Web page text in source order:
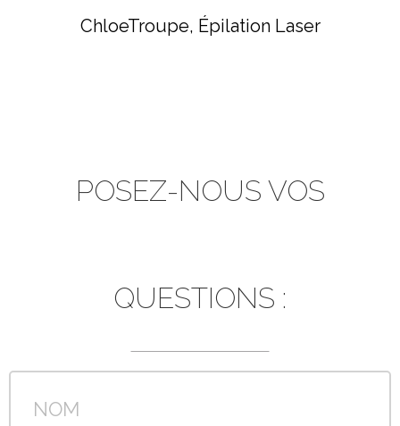
ChloeTroupe Épilation Laser
POSEZ-NOUS VOS
QUESTIONS :